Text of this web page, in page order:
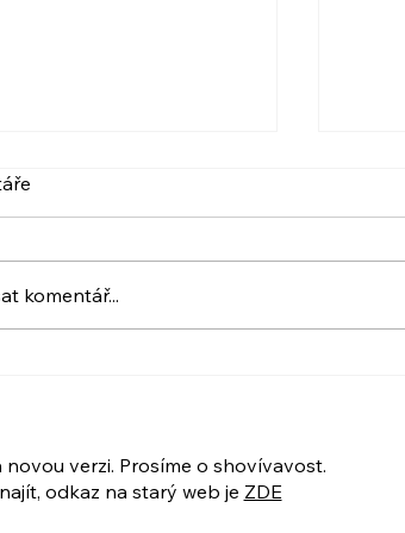
NARCIS A
A jestli
poprosím o sdílení. ☺️
komentář...
verzi. Prosíme o shovívavost.
odkaz na starý web je ZDE